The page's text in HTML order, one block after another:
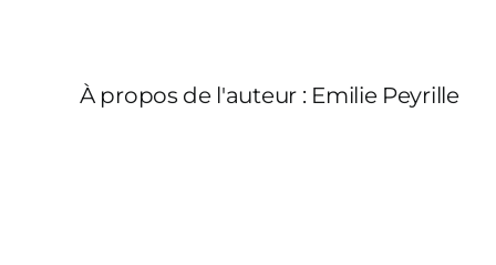
À propos de l'auteur : Emilie Peyrille